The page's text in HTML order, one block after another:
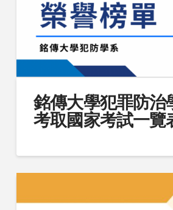
銘傳大學犯罪防治
考取國家考試一覽